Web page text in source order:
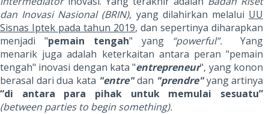
dan Inovasi Nasional (BRIN), yang dilahirkan melalui UU
Sisnas Iptek pada tahun 2019, dan sepertinya diharapkan
menjadi "pemain tengah" yang “powerful”. Yang
menarik juga adalah keterkaitan antara peran "pemain
tengah" inovasi dengan kata "entrepreneur", yang konon
berasal dari dua kata "entre"dan "prendre"yang artinya
“di antara para pihak untuk memulai sesuatu”
(between parties to begin something).